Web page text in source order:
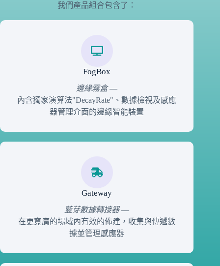
我們產品組合包含了：
FogBox
邊緣霧盒—
內含獨家演算法"DecayRate"、數據檢視及感應
器管理介面的邊緣智能裝置
Gateway
藍芽數據轉接器—
在更寬廣的場域內有效的佈建，收集與傳遞數
據並管理感應器